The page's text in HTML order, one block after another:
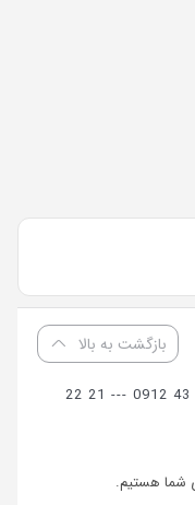
بازگشت به بالا
02122207923 --- 942 43 43 0912 --- 21 22